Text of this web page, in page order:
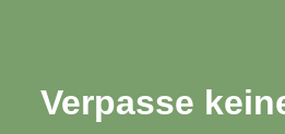
Verpasse